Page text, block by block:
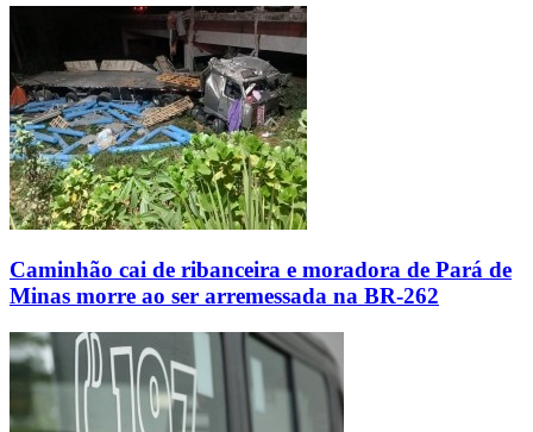
Caminhão cai de ribanceira e moradora de Pará de
Minas morre ao ser arremessada na BR-262